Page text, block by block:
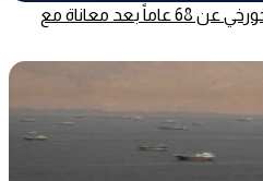
ميسي يفجع بوفاة والده خورخي عن 68 عاماً بعد معاناة مع